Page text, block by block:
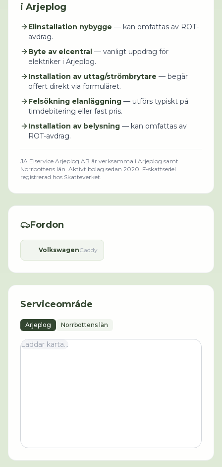
i Arjeplog
Elinstallation nybygge — kan omfattas av ROT-
avdrag.
Byte av elcentral — vanligt uppdrag för
elektriker i Arjeplog.
Installation av uttag/strömbrytare — begär
offert direkt via formuläret.
Felsökning elanläggning — utförs typiskt på
timdebitering eller fast pris.
Installation av belysning — kan omfattas av
ROT-avdrag.
JA Elservice Arjeplog AB är verksamma i Arjeplog samt
Norrbottens län. Aktivt bolag sedan 2020. F-skattsedel
registrerad hos Skatteverket.
Fordon
VolkswagenCaddy
Serviceområde
Arjeplog Norrbottens län
Laddar karta...